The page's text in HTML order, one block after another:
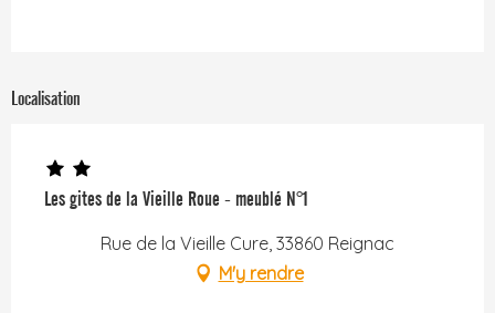
Localisation
Les gites de la Vieille Roue - meublé N°1
Rue de la Vieille Cure, 33860 Reignac
M'y rendre